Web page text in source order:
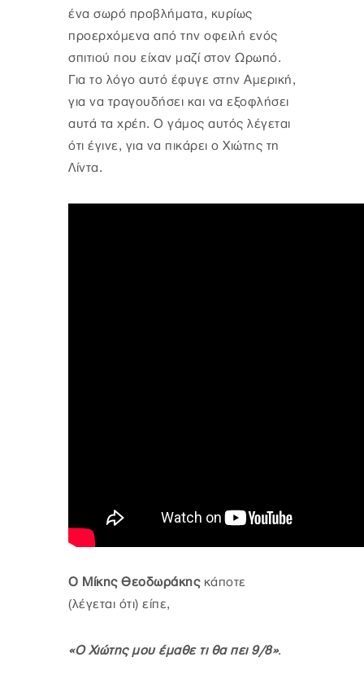
ένα σωρό προβλήματα, κυρίως
προερχόμενα από την οφειλή ενός
σπιτιού που είχαν μαζί στον Ωρωπό.
Για το λόγο αυτό έφυγε στην Αμερική,
για να τραγουδήσει και να εξοφλήσει
αυτά τα χρέη. Ο γάμος αυτός λέγεται
ότι έγινε, για να πικάρει ο Χιώτης τη
Λίντα.
Ο Μίκης Θεοδωράκηςκάποτε
(λέγεται ότι) είπε,
«Ο Χιώτης μου έμαθε τι θα πει 9/8».